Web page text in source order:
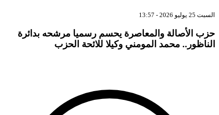
السبت 25 يوليو 2026 - 13:57
حزب الأصالة والمعاصرة يحسم رسميا مرشحه بدائرة
الناظور.. محمد المومني وكيلا للائحة الحزب